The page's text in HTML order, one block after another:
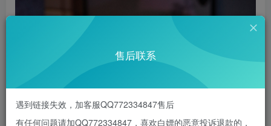
售后联系
遇到链接失效，加客服QQ772334847售后
有任何问题请加QQ772334847，喜欢白嫖的恶意投诉退款的，